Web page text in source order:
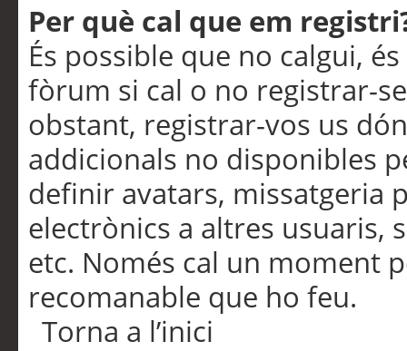
Per què cal que em
És possible que no calgui,
fòrum si cal o no registrar-
obstant, registrar-vos us
addicionals no disponibles
definir avatars, missatgeria
electrònics a altres usuaris,
etc. Només cal un moment
recomanable que ho feu.
Torna a l’inici